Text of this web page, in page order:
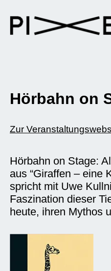
Hörbahn on
Zur
Hörbahn on Stage:
aus “Giraffen – eine
spricht mit Uwe
Faszination dieser
heute, ihren Mythos